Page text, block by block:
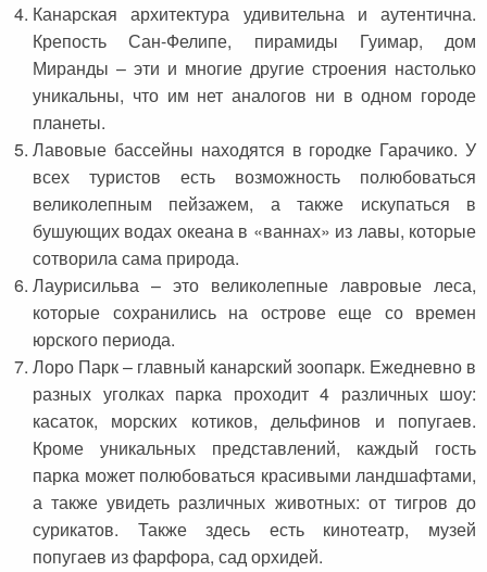
Канарская архитектура удивительна и аутентична.
Крепость Сан-Фелипе, пирамиды Гуимар, дом
Миранды – эти и многие другие строения настолько
уникальны, что им нет аналогов ни в одном городе
планеты.
Лавовые бассейны находятся в городке Гарачико. У
всех туристов есть возможность полюбоваться
великолепным пейзажем, а также искупаться в
бушующих водах океана в «ваннах» из лавы, которые
сотворила сама природа.
Лаурисильва – это великолепные лавровые леса,
которые сохранились на острове еще со времен
юрского периода.
Лоро Парк – главный канарский зоопарк. Ежедневно в
разных уголках парка проходит 4 различных шоу:
касаток, морских котиков, дельфинов и попугаев.
Кроме уникальных представлений, каждый гость
парка может полюбоваться красивыми ландшафтами,
а также увидеть различных животных: от тигров до
сурикатов. Также здесь есть кинотеатр, музей
попугаев из фарфора, сад орхидей.